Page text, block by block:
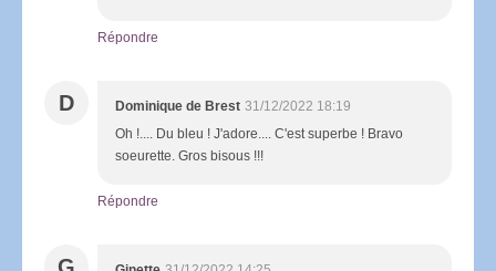
Répondre
D Dominique de Brest 31/12/2022 18:19
Oh !.... Du bleu ! J'adore.... C'est superbe ! Bravo
soeurette. Gros bisous !!!
Répondre